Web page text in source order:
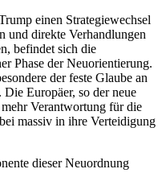
einen Strategiewechsel
und direkte Verhand­lungen
befindet sich die
Phase der Neu­orientierung.
der feste Glaube an
Europäer, so der neue
Verantwortung für die
massiv in ihre Verteidigung
dieser Neuordnung